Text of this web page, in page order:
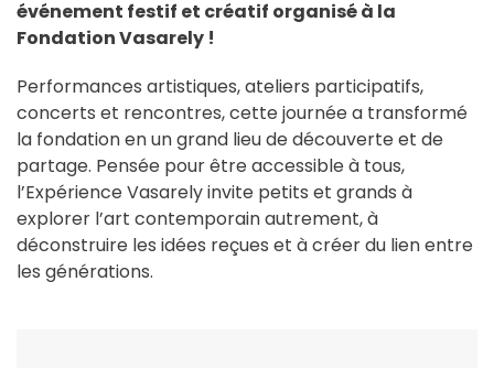
événement festif et créatif organisé à la
Fondation Vasarely !
Performances artistiques, ateliers participatifs,
concerts et rencontres, cette journée a transformé
la fondation en un grand lieu de découverte et de
partage. Pensée pour être accessible à tous,
l’Expérience Vasarely invite petits et grands à
explorer l’art contemporain autrement, à
déconstruire les idées reçues et à créer du lien entre
les générations.